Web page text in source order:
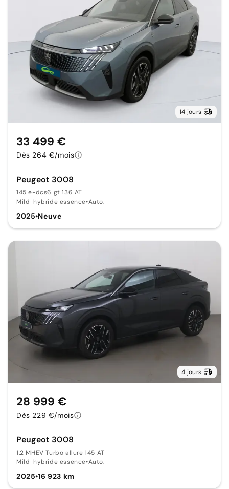
14 jours
Peugeot 3008
145 e-dcs6 gt 136 AT
Mild-hybride essence•Auto.
2025•Neuve
33 499 €
Dès 264 €/mois
4 jours
Peugeot 3008
1.2 MHEV Turbo allure 145 AT
Mild-hybride essence•Auto.
2025•16 923 km
28 999 €
Dès 229 €/mois